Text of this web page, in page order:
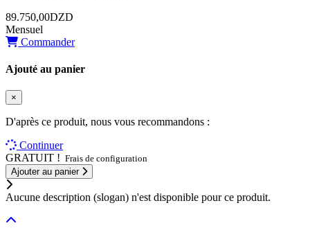
89.750,00DZD
Mensuel
Commander
Ajouté au panier
×
D'après ce produit, nous vous recommandons :
Continuer
GRATUIT ! Frais de configuration
Ajouter au panier
Aucune description (slogan) n'est disponible pour ce produit.